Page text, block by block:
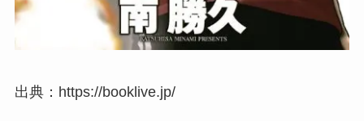
出典：https://booklive.jp/